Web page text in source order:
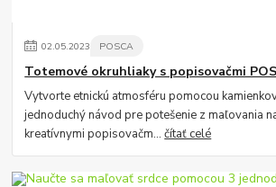
02.05.2023 POSCA
Totemové okruhliaky s popisovačmi
Vytvorte etnickú atmosféru pomocou
jednoduchý návod pre potešenie z maľovania
kreatívnymi popisovačm...čítať celé